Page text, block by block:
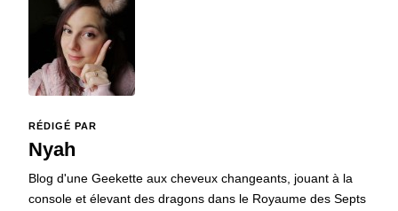
RÉDIGÉ PAR
Nyah
Blog d'une Geekette aux cheveux changeants, jouant à la
console et élevant des dragons dans le Royaume des Septs